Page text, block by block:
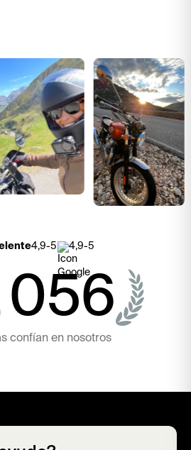
4,9-5 4,9-5
056
confían en nosotros